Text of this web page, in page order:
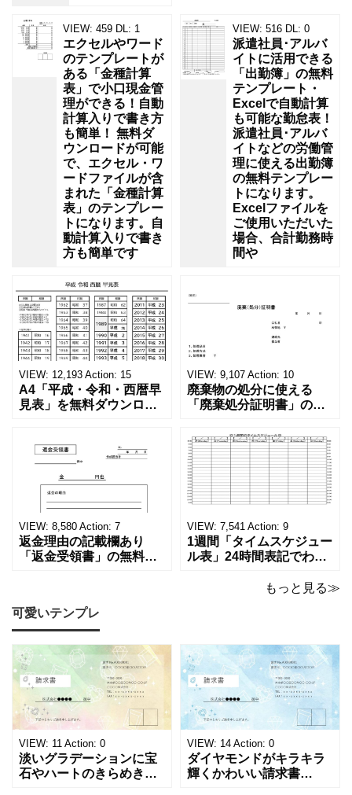
VIEW: 459 DL: 1
エクセルやワード
のテンプレートが
ある「金種計算
表」で小口現金管
理ができる！自動
計算入りで書き方
も簡単！ 無料ダ
ウンロードが可能
で、エクセル・ワ
ードファイルが含
まれた「金種計算
表」のテンプレー
トになります。自
動計算入りで書き
方も簡単です
VIEW: 516 DL: 0
派遣社員･アルバ
イトに活用できる
「出勤簿」の無料
テンプレート・
Excelで自動計算
も可能な勤怠表！
派遣社員･アルバ
イトなどの労働管
理に使える出勤簿
の無料テンプレー
トになります。
Excelファイルを
ご使用いただいた
場合、合計勤務時
間や
VIEW: 12,193 Action: 15
A4「平成・令和・西暦早
見表」を無料ダウンロー
る！印刷可能な一覧表！
印刷可能な平成・令和・
西暦早見表を無料ダウン
ロードでご利用いただけ
ます。 パソコンに保存し
ていただくか、A4サイズ
でコピーしてご
VIEW: 9,107 Action: 10
廃棄物の処分に使える
「廃棄処分証明書」の無
ーカーの代理店、回収業
者へおすすめ！(Excel・
Word・PDF)正しく廃棄
されたことを証明する書
類「廃棄処分証明書」の
テンプレートです。 量販
店や家電メーカーの代理
店、回収
VIEW: 8,580 Action: 7
返金理由の記載欄あり
「返金受領書」の無料テ
め！過払い･誤入金などが
発生した際にも使える、
モノクロでシンプルな
「返金領収書」のテンプ
レートとなります。 A4縦
型サイズで用紙に印
VIEW: 7,541 Action: 9
1週間「タイムスケジュー
ル表」24時間表記でわか
ト！A4横型ExcelやWord
表になります。 A4横型サ
イズの無料テンプレート
で、Excel・Wo
もっと見る≫
可愛いテンプレ
VIEW: 11 Action: 0
淡いグラデーションに宝
石やハートのきらめきを
VIEW: 14 Action: 0
ダイヤモンドがキラキラ
輝くかわいい請求書